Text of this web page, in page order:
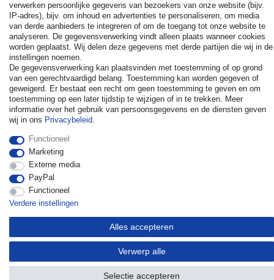
© Copyright 2026 | Alle rechten voorbehouden. - All rights
reserved. Prices incl. VAT. 19% VAT Basic prices see article detail
| * Applies to deliveries to the UK!
verwerken persoonlijke gegevens van bezoekers van onze website (bijv.
IP-adres), bijv. om inhoud en advertenties te personaliseren, om media
van derde aanbieders te integreren of om de toegang tot onze website te
analyseren. De gegevensverwerking vindt alleen plaats wanneer cookies
worden geplaatst. Wij delen deze gegevens met derde partijen die wij in de
instellingen noemen.
De gegevensverwerking kan plaatsvinden met toestemming of op grond
van een gerechtvaardigd belang. Toestemming kan worden gegeven of
geweigerd. Er bestaat een recht om geen toestemming te geven en om
toestemming op een later tijdstip te wijzigen of in te trekken. Meer
informatie over het gebruik van persoonsgegevens en de diensten geven
wij in ons Privacybeleid.
Functioneel
Marketing
Externe media
PayPal
Functioneel
Verdere instellingen
Alles accepteren
Verwerp alle
Selectie accepteren
Herroepingsrecht uitoefenen Contact